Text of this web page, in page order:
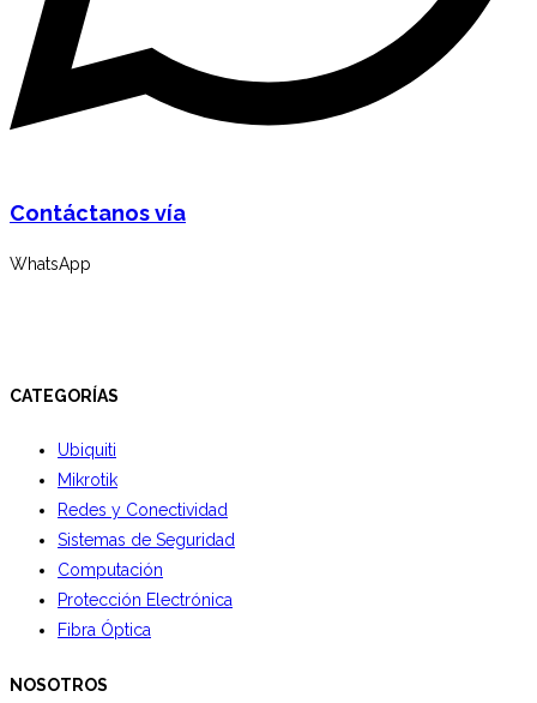
Contáctanos vía
WhatsApp
CATEGORÍAS
Ubiquiti
Mikrotik
Redes y Conectividad
Sistemas de Seguridad
Computación
Protección Electrónica
Fibra Óptica
NOSOTROS